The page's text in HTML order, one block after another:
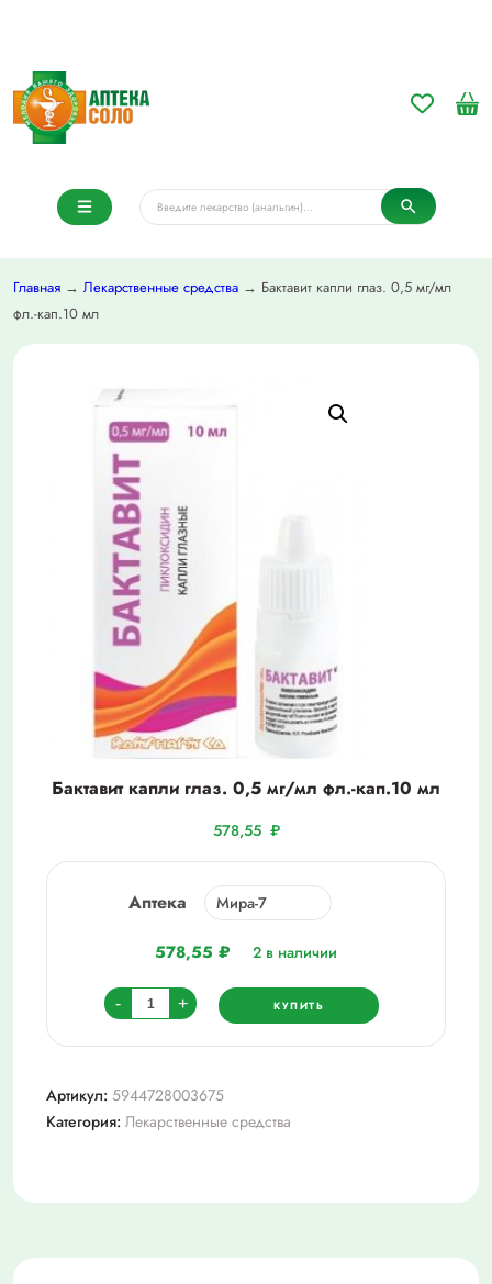
Главная → Лекарственные средства → Бактавит капли глаз. 0,5 мг/мл
фл.-кап.10 мл
Бактавит капли глаз. 0,5 мг/мл фл.-кап.10 мл
578,55 ₽
Аптека
578,55 ₽ 2 в наличии
-
Количество
товара
Бактавит
глаз.
0,5
фл.-
мл
+ КУПИТЬ
Артикул: 5944728003675
Категория: Лекарственные средства